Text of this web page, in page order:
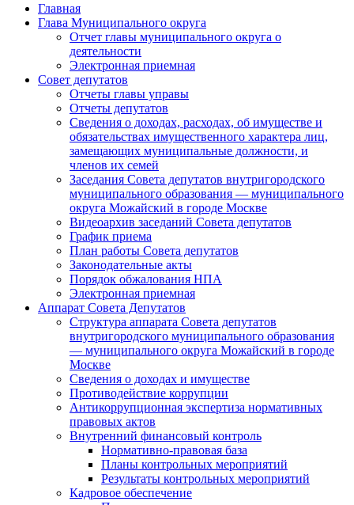
Главная
Глава Муниципального округа
Отчет главы муниципального округа о
деятельности
Электронная приемная
Совет депутатов
Отчеты главы управы
Отчеты депутатов
Сведения о доходах, расходах, об имуществе и
обязательствах имущественного характера лиц,
замещающих муниципальные должности, и
членов их семей
Заседания Совета депутатов внутригородского
муниципального образования — муниципального
округа Можайский в городе Москве
Видеоархив заседаний Совета депутатов
График приема
План работы Совета депутатов
Законодательные акты
Порядок обжалования НПА
Электронная приемная
Аппарат Совета Депутатов
Структура аппарата Совета депутатов
внутригородского муниципального образования
— муниципального округа Можайский в городе
Москве
Сведения о доходах и имуществе
Противодействие коррупции
Антикоррупционная экспертиза нормативных
правовых актов
Внутренний финансовый контроль
Нормативно-правовая база
Планы контрольных мероприятий
Результаты контрольных мероприятий
Кадровое обеспечение